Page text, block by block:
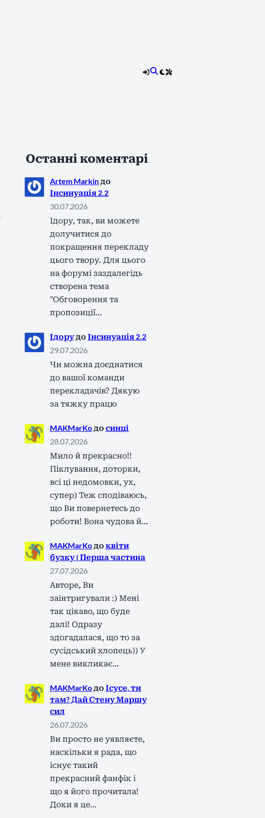
Останні коментарі
Artem Markinдо
Інсинуація 2.2
30.07.2026
Ідору, так, ви можете
долучитися до
покращення перекладу
цього твору. Для цього
на форумі заздалегідь
створена тема
"Обговорення та
пропозиції…
Ідорудо Інсинуація 2.2
29.07.2026
Чи можна доєднатися
до вашої команди
перекладачів? Дякую
за тяжку працю
MAKMarKoдо синці
28.07.2026
Мило й прекрасно!!
Піклування, доторки,
всі ці недомовки, ух,
супер) Теж сподіваюсь,
що Ви повернетесь до
роботи! Вона чудова й…
MAKMarKoдо квіти
бузку | Перша частина
27.07.2026
Авторе, Ви
заінтригували :) Мені
так цікаво, що буде
далі! Одразу
здогадалася, що то за
сусідський хлопець)) У
мене викликає…
MAKMarKoдо Ісусе, ти
там? Дай Стену Маршу
сил
26.07.2026
Ви просто не уявляєте,
наскільки я рада, що
існує такий
прекрасний фанфік і
що я його прочитала!
Доки я це…